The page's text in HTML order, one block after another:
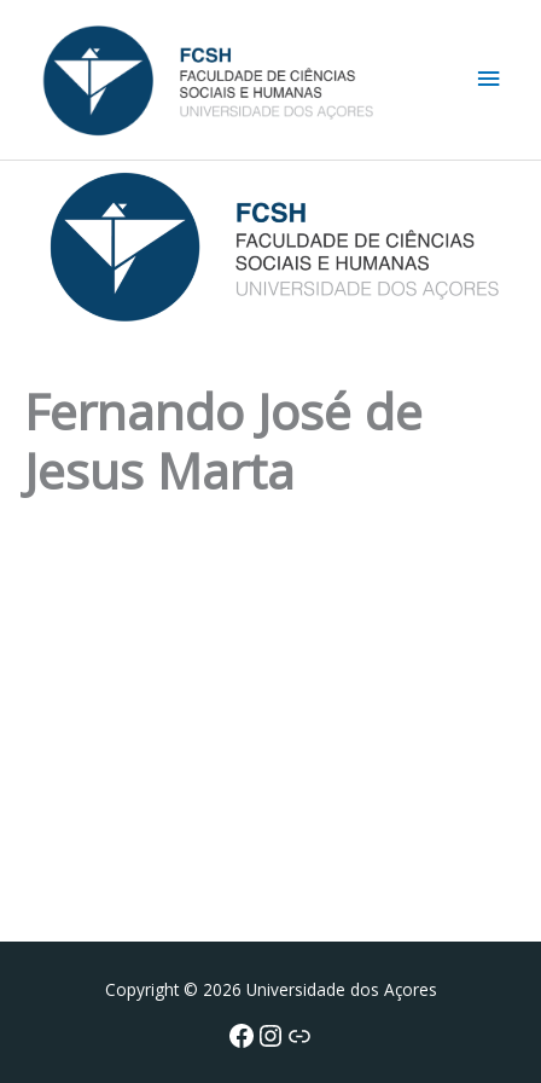
content
Fernando José de
Jesus Marta
Copyright © 2026 Universidade dos Açores
Facebook
Instagram da FCTPortal da UAc